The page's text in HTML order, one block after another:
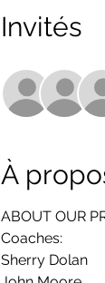
Invités
À
ABOUT OUR
Coaches:
Sherry Dolan